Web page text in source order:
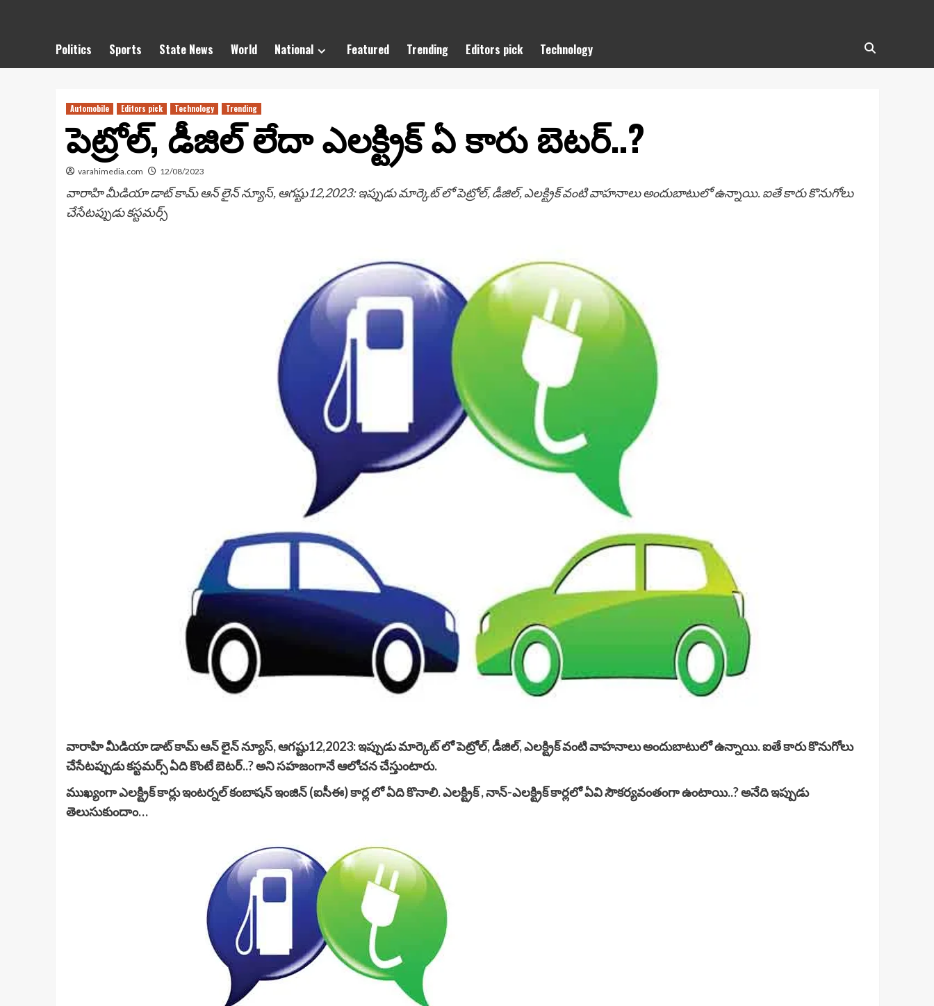
Politics Sports State News World National Featured Trending Editors pick Technology
Automobile Editors pick Technology Trending
పెట్రోల్, డీజిల్ లేదా ఎలక్ట్రిక్ ఏ కారు బెటర్..?
varahimedia.com 12/08/2023
వారాహి మీడియా డాట్ కామ్ ఆన్ లైన్ న్యూస్, ఆగష్టు12,2023: ఇప్పుడు మార్కెట్ లో పెట్రోల్, డీజిల్, ఎలక్ట్రిక్ వంటి వాహనాలు అందుబాటులో ఉన్నాయి. ఐతే కారు కొనుగోలు
చేసేటప్పుడు కస్టమర్స్
వారాహి మీడియా డాట్ కామ్ ఆన్ లైన్ న్యూస్, ఆగష్టు12,2023: ఇప్పుడు మార్కెట్ లో పెట్రోల్, డీజిల్, ఎలక్ట్రిక్ వంటి వాహనాలు అందుబాటులో ఉన్నాయి. ఐతే కారు కొనుగోలు
చేసేటప్పుడు కస్టమర్స్ ఏది కొంటే బెటర్..? అని సహజంగానే ఆలోచన చేస్తుంటారు.
ముఖ్యంగా ఎలక్ట్రిక్ కార్లు ఇంటర్నల్ కంబాషన్ ఇంజిన్ (ఐసీఈ) కార్ల లో ఏది కొనాలి. ఎలక్ట్రిక్ , నాన్-ఎలక్ట్రిక్ కార్లలో ఏవి సౌకర్యవంతంగా ఉంటాయి..? అనేది ఇప్పుడు
తెలుసుకుందాం…